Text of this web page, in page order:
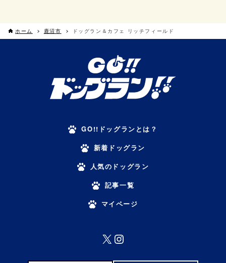
ホーム 鹿沼市 ドッグラン＆カフェ リッチフィールド
GO!!ドッグランとは？
新着ドッグラン
人気のドッグラン
記事一覧
マイページ
X Instagram